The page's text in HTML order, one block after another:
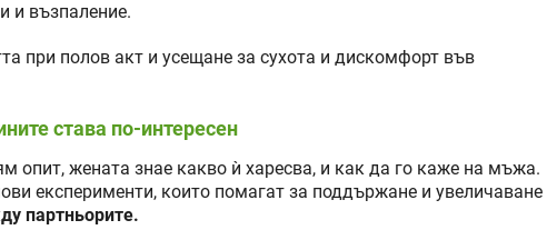
и възпаление.
при полов акт и усещане за сухота и дискомфорт във
става по-интересен
опит, жената знае какво ѝ харесва, и как да го каже на мъжа.
експерименти, които помагат за поддържане и увеличаване
партньорите.